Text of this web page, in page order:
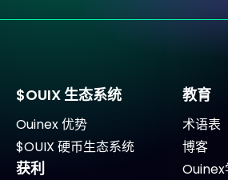
$OUIX 生态系统
Ouinex 优势
$OUIX 硬币生态系统
获利
教育
术语表
博客
Ouinex